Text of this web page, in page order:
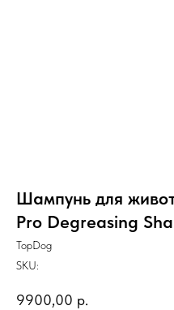
Шампунь для
Pro Degreasing
TopDog
SKU:
9900,00 р.